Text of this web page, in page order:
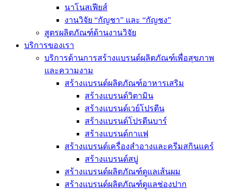
นาโนสเฟียส์
งานวิจัย “กัญชา” และ “กัญชง”
สูตรผลิตภัณฑ์ด้านงานวิจัย
บริการของเรา
บริการด้านการสร้างแบรนด์ผลิตภัณฑ์เพื่อสุขภาพ
และความงาม
สร้างแบรนด์ผลิตภัณฑ์อาหารเสริม
สร้างแบรนด์วิตามิน
สร้างแบรนด์เวย์โปรตีน
สร้างแบรนด์โปรตีนบาร์
สร้างแบรนด์กาแฟ
สร้างแบรนด์เครื่องสำอางและครีมสกินแคร์
สร้างแบรนด์สบู่
สร้างแบรนด์ผลิตภัณฑ์ดูแลเส้นผม
สร้างแบรนด์ผลิตภัณฑ์ดูแลช่องปาก